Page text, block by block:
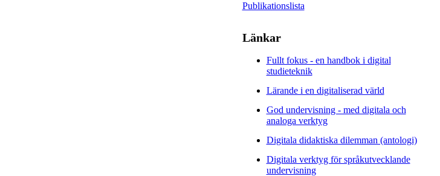
Publikationslista
Länkar
Fullt fokus - en handbok i digital
studieteknik
Lärande i en digitaliserad värld
God undervisning - med digitala och
analoga verktyg
Digitala didaktiska dilemman (antologi)
Digitala verktyg för språkutvecklande
undervisning